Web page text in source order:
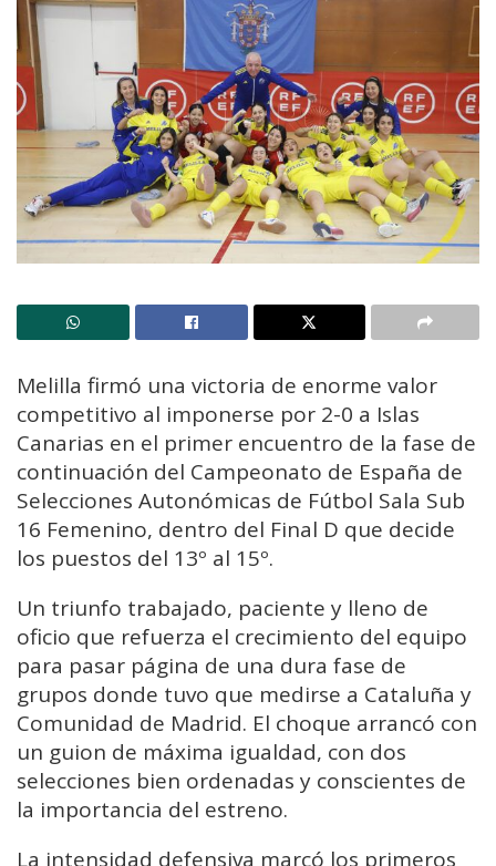
Melilla firmó una victoria de enorme valor
competitivo al imponerse por 2-0 a Islas
Canarias en el primer encuentro de la fase de
continuación del Campeonato de España de
Selecciones Autonómicas de Fútbol Sala Sub
16 Femenino, dentro del Final D que decide
los puestos del 13º al 15º.
Un triunfo trabajado, paciente y lleno de
oficio que refuerza el crecimiento del equipo
para pasar página de una dura fase de
grupos donde tuvo que medirse a Cataluña y
Comunidad de Madrid. El choque arrancó con
un guion de máxima igualdad, con dos
selecciones bien ordenadas y conscientes de
la importancia del estreno.
La intensidad defensiva marcó los primeros